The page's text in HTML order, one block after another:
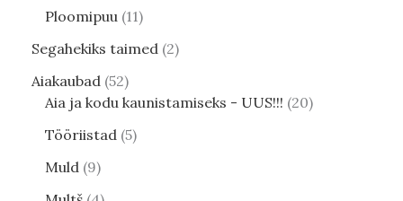
Ploomipuu 11
Segahekiks taimed 2
Aiakaubad 52
Aia ja kodu kaunistamiseks - UUS!!! 20
Tööriistad 5
Muld 9